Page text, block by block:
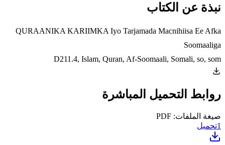
نبذة عن الكتاب
QURAANIKA KARIIMKA Iyo Tarjamada Macnihiisa Ee Afka
Soomaaliga
D211.4, Islam, Quran, Af-Soomaali, Somali, so, som
روابط التحميل المباشرة
صيغة الملفات: PDF
1تحميل